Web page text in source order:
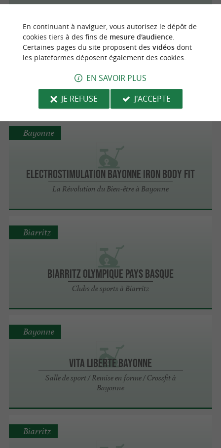
Le COD
Coaching personnalisé par
électrostimulation
Biarritz
Electrostimulation Bayonne IRON BODY FIT
La Révolution du Bien-être à Bayonne
Bayonne
Biarritz Olympique Pays Basque
Clubs de sports à Biarritz
Biarritz
Vita liberte bayonne
Salle de sport / Remise en forme / Crossfit à
Bayonne
Bayonne
Biarritz
En continuant à naviguer, vous autorisez le dépôt de
cookies tiers à des fins de mesure d'audience.
Certaines pages du site proposent des vidéosdont
les plateformes déposent également des cookies.
EN SAVOIR PLUS
JE REFUSE
J'ACCEPTE